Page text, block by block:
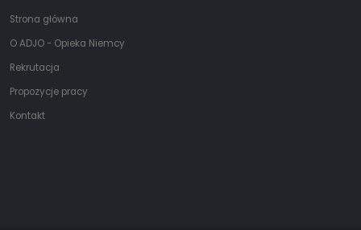
Strona główna
O ADJO - Opieka Niemcy
Rekrutacja
Propozycje pracy
Kontakt